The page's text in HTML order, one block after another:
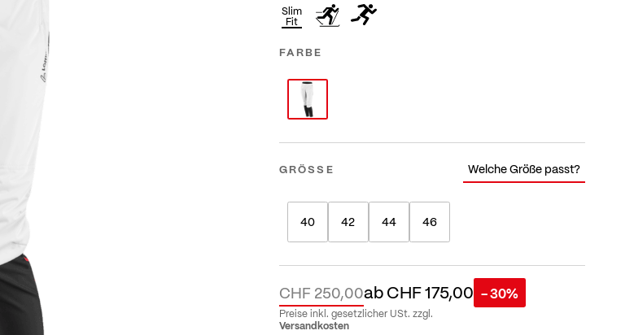
Slim
Fit
FARBE
GRÖSSE Welche Größe passt?
40 42 44 46
abCHF 175,00
CHF 250,00 - 30%
Preise inkl. gesetzlicher USt. zzgl.
Versandkosten